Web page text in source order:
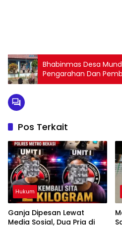
Bhabinmas Desa
Pengarahan Dan
SDN Budikarya
Pos Terkait
Hukum
Ganja Dipesan Lewat
Media Sosial, Dua Pria di